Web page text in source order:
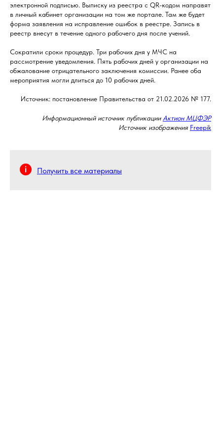
электронной подписью. Выписку из реестра с QR-кодом направят
в личный кабинет организации на том же портале. Там же будет
форма заявления на исправление ошибок в реестре. Запись в
реестр внесут в течение одного рабочего дня после учений.
Сократили сроки процедур. Три рабочих дня у МЧС на
рассмотрение уведомления. Пять рабочих дней у организации на
обжалование отрицательного заключения комиссии. Ранее оба
мероприятия могли длиться до 10 рабочих дней.
Источник: постановление Правительства от 21.02.2026 № 177.
Информационный источник публикации Актион МЦФЭР
Источник изображения Freepik
Получить все материалы